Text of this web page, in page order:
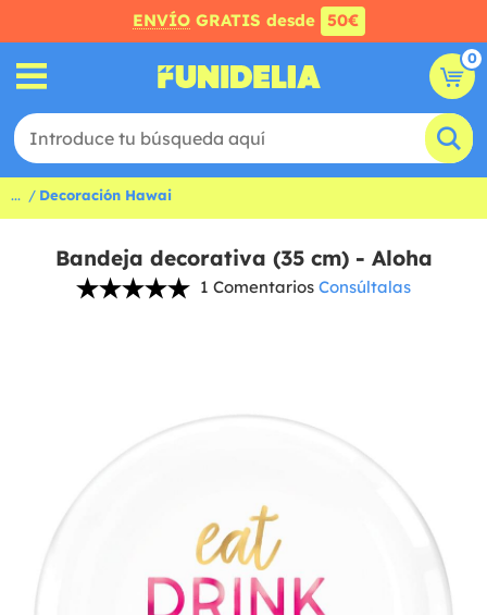
ENVÍO GRATIS desde 50€
0
... Decoración Hawai
Bandeja decorativa (35 cm) - Aloha
1 Comentarios Consúltalas